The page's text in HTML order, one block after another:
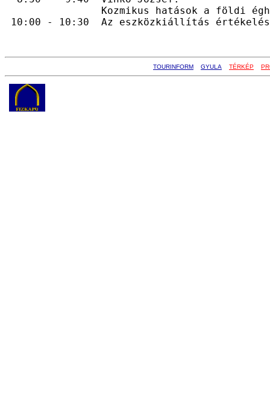
Kozmikus hatások a földi
TOURINFORM GYULA TÉRKÉP